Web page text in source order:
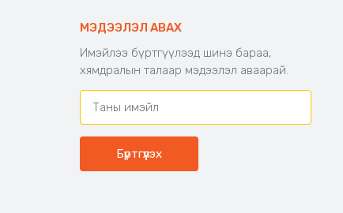
МЭДЭЭЛЭЛ АВАХ
Имэйлээ бүртгүүлээд шинэ бараа,
хямдралын талаар мэдээлэл аваарай.
Бүртгүүлэх